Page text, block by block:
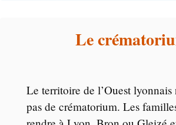
Le
Le territoire de l’Ouest lyonnais
pas de crématorium. Les